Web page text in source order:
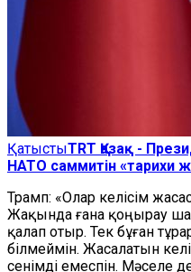
ҚатыстыTRT Қазақ -
НАТО саммитін «тарихи
Трамп: «Олар келісім
Жақында ғана қоңырау
қалап отыр. Тек бұған
білмеймін. Жасалатын
сенімді емеспін. Мәселе